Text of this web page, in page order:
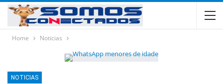
Home Noticias
NOTICIAS